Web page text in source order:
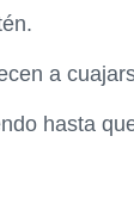
a
hasta